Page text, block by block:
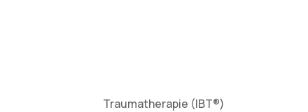
Traumatherapie (IBT®)